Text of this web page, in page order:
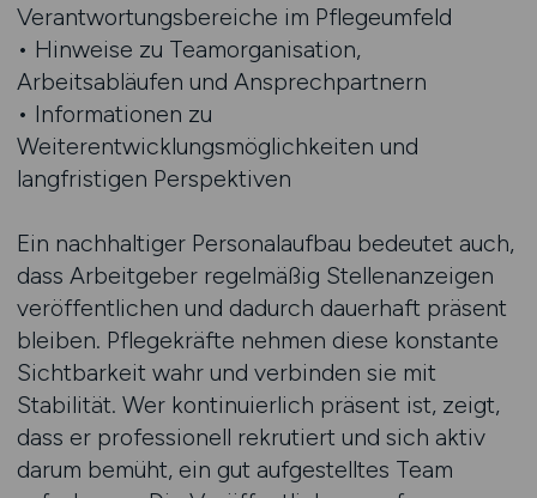
Verantwortungsbereiche im Pflegeumfeld
• Hinweise zu Teamorganisation,
Arbeitsabläufen und Ansprechpartnern
• Informationen zu
Weiterentwicklungsmöglichkeiten und
langfristigen Perspektiven
Ein nachhaltiger Personalaufbau bedeutet auch,
dass Arbeitgeber regelmäßig Stellenanzeigen
veröffentlichen und dadurch dauerhaft präsent
bleiben. Pflegekräfte nehmen diese konstante
Sichtbarkeit wahr und verbinden sie mit
Stabilität. Wer kontinuierlich präsent ist, zeigt,
dass er professionell rekrutiert und sich aktiv
darum bemüht, ein gut aufgestelltes Team